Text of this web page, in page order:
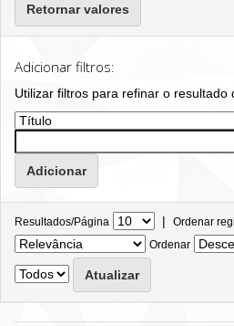
Retornar valores
Adicionar filtros:
Utilizar filtros para refinar o resultado
Resultados/Página | Ordenar
Ordenar